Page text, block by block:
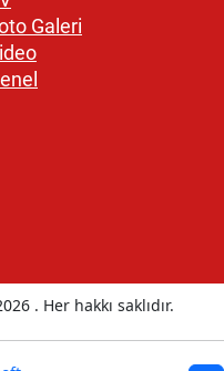
Galeri
. Her hakkı saklıdır.